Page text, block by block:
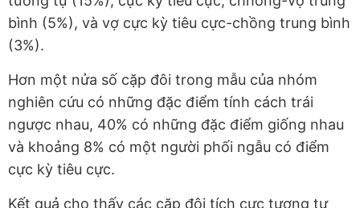
bình (5%), và vợ cực kỳ tiêu cực-chồng trung bình
(3%).
Hơn một nửa số cặp đôi trong mẫu của nhóm
nghiên cứu có những đặc điểm tính cách trái
ngược nhau, 40% có những đặc điểm giống nhau
và khoảng 8% có một người phối ngẫu có điểm
cực kỳ tiêu cực.
Kết quả cho thấy các cặp đôi tích cực tương tự